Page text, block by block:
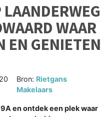
WAAR
EN GENIETEN
Bron: Rietgans
Makelaars
en ontdek een plek waar